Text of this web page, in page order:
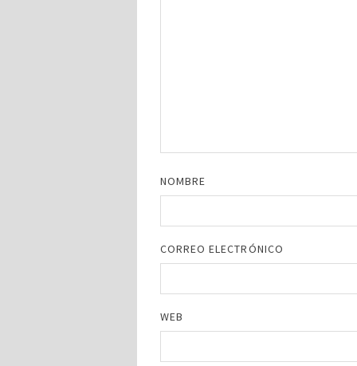
NOMBRE
CORREO ELECTRÓNICO
WEB